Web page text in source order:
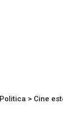
Politica > Cine